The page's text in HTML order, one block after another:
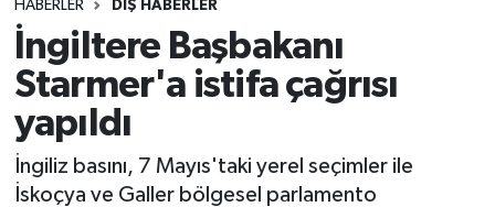
HABERLER DIŞ HABERLER
İngiltere Başbakanı
Starmer'a istifa çağrısı
yapıldı
İngiliz basını, 7 Mayıs'taki yerel seçimler ile
İskoçya ve Galler bölgesel parlamento
Trafik Durumu
Süper Lig Puan Durumu ve Fikstür
Tüm Manşetler
Son Dakika Haberleri